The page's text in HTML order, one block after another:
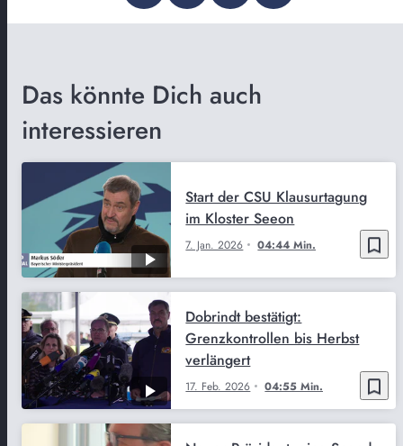
Das könnte Dich auch
interessieren
bookmark_border
7. Jan. 2026 04:44 Min.
Start der CSU Klausurtagung
im Kloster Seeon
bookmark_border
17. Feb. 2026 04:55 Min.
Dobrindt bestätigt:
Grenzkontrollen bis Herbst
verlängert